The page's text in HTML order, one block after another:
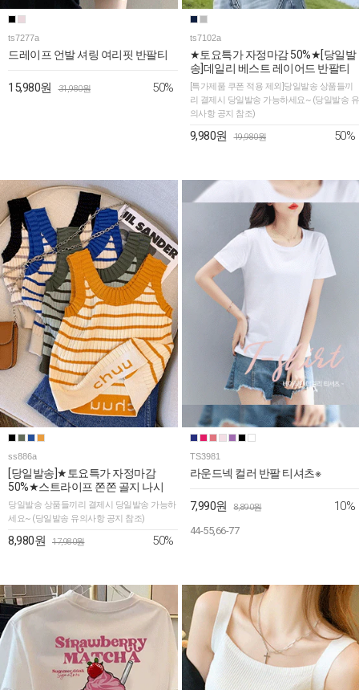
ts7277a
드레이프 언발 셔링 여리핏 반팔티
15,980원 31,980원 50%
ts7102a
★토요특가 자정마감 50%★[당일발
송]데일리 베스트 레이어드 반팔티
[특가제품 쿠폰 적용 제외]당일발송 상품들끼
리 결제시 당일발송 가능하세요~ (당일발송 유
의사항 공지 참조)
9,980원 19,980원 50%
ss886a
[당일발송]★토요특가 자정마감
50%★스트라이프 쫀쫀 골지 나시
당일발송 상품들끼리 결제시 당일발송 가능하
세요~ (당일발송 유의사항 공지 참조)
8,980원 17,980원 50%
TS3981
라운드넥 컬러 반팔 티셔츠※
7,990원 8,890원 10%
44-55,66-77